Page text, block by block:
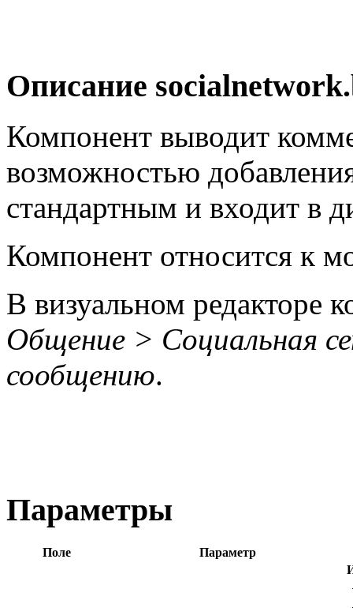
Описание
Компонент выводит
возможностью
стандартным и входит в
Компонент относится к
В визуальном редакторе
Общение > Социальная
сообщению.
Параметры
Поле
Параметр